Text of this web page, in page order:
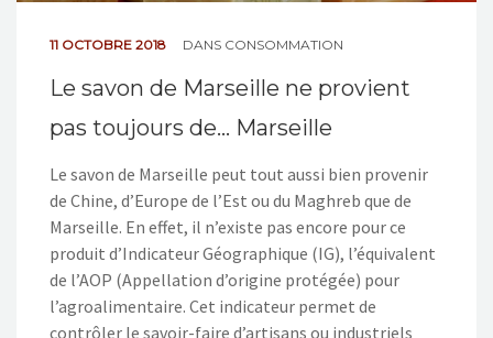
11 OCTOBRE 2018 DANS CONSOMMATION
Le savon de Marseille ne provient
pas toujours de… Marseille
Le savon de Marseille peut tout aussi bien provenir
de Chine, d’Europe de l’Est ou du Maghreb que de
Marseille. En effet, il n’existe pas encore pour ce
produit d’Indicateur Géographique (IG), l’équivalent
de l’AOP (Appellation d’origine protégée) pour
l’agroalimentaire. Cet indicateur permet de
contrôler le savoir-faire d’artisans ou industriels